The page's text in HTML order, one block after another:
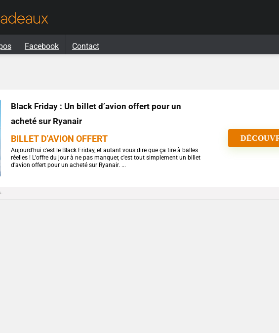
Facebook Contact
Black Friday : Un billet d’avion offert pour un
acheté sur Ryanair
BILLET D'AVION OFFERT
Aujourd'hui c'est le Black Friday, et autant vous dire que ça tire à balles
réelles ! L'offre du jour à ne pas manquer, c'est tout simplement un billet
d'avion offert pour un acheté sur Ryanair. ...